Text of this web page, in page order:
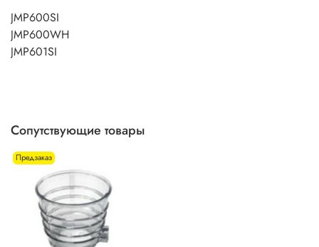
JMP600SI
JMP600WH
JMP601SI
Сопутствующие товары
Предзаказ